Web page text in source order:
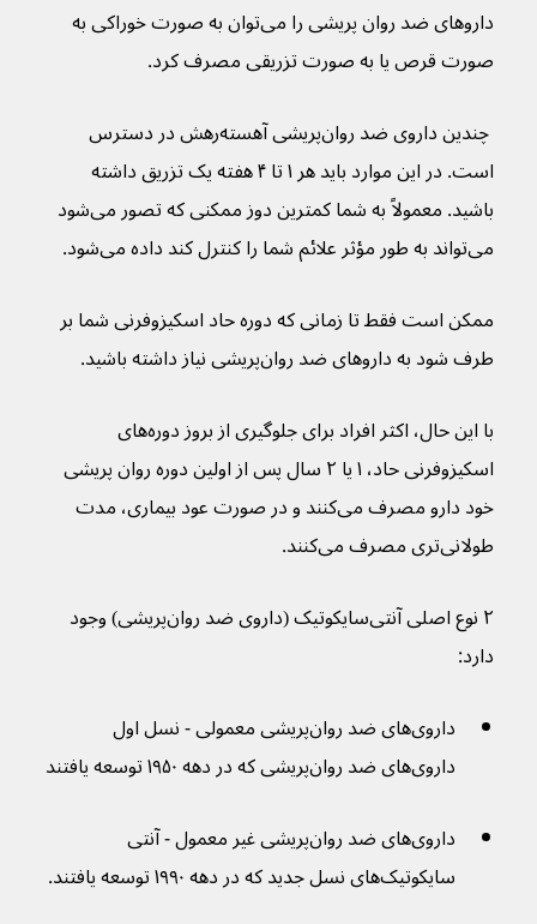
داروهای ضد روان پریشی را می‌توان به صورت خوراکی به
صورت قرص یا به صورت تزریقی مصرف کرد.
چندین داروی ضد روان‌پریشی آهسته‌رهش در دسترس
است. در این موارد باید هر ۱ تا ۴ هفته یک تزریق داشته
باشید. معمولاً به شما کمترین دوز ممکنی که تصور می‌شود
می‌تواند به طور مؤثر علائم شما را کنترل کند داده می‌شود.
ممکن است فقط تا زمانی که دوره حاد اسکیزوفرنی شما بر
طرف شود به داروهای ضد روان‌پریشی نیاز داشته باشید.
با این حال، اکثر افراد برای جلوگیری از بروز دوره‌های
اسکیزوفرنی حاد، ۱ یا ۲ سال پس از اولین دوره روان پریشی
خود دارو مصرف می‌کنند و در صورت عود بیماری، مدت
طولانی‌تری مصرف می‌کنند.
۲ نوع اصلی آنتی‌سایکوتیک (داروی ضد روان‌پریشی) وجود
دارد:
داروی‌های ضد روان‌پریشی معمولی - نسل اول
داروی‌های ضد روان‌پریشی که در دهه ۱۹۵۰ توسعه یافتند
داروی‌های ضد روان‌پریشی غیر معمول - آنتی
سایکوتیک‌های نسل جدید که در دهه ۱۹۹۰ توسعه یافتند.